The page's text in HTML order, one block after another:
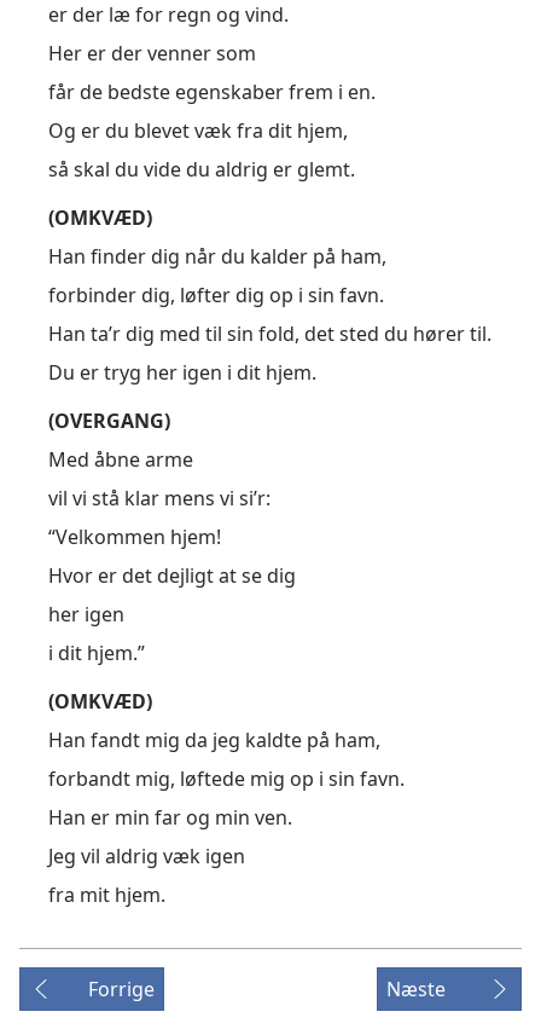
er der læ for regn og vind.
Her er der venner som
får de bedste egenskaber frem i en.
Og er du blevet væk fra dit hjem,
så skal du vide du aldrig er glemt.
(OMKVÆD)
Han finder dig når du kalder på ham,
forbinder dig, løfter dig op i sin favn.
Han ta’r dig med til sin fold, det sted du hører til.
Du er tryg her igen i dit hjem.
(OVERGANG)
Med åbne arme
vil vi stå klar mens vi si’r:
“Velkommen hjem!
Hvor er det dejligt at se dig
her igen
i dit hjem.”
(OMKVÆD)
Han fandt mig da jeg kaldte på ham,
forbandt mig, løftede mig op i sin favn.
Han er min far og min ven.
Jeg vil aldrig væk igen
fra mit hjem.
Forrige Næste